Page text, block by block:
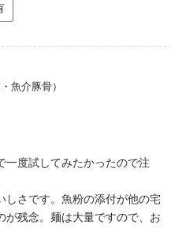
魚介豚骨）
一度試してみたかったので注
しさです。魚粉の添付が他の宅
が残念。麺は大量ですので、お